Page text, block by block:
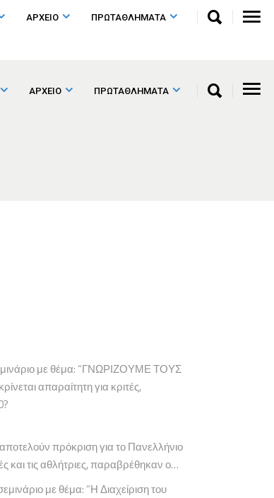
ΑΡΧΕΙΟ ΠΡΩΤΑΘΛΗΜΑΤΑ
ΑΡΧΕΙΟ ΠΡΩΤΑΘΛΗΜΑΤΑ
με θέμα: “ΓΝΩΡΙΖΟΥΜΕ ΤΟΥΣ
απαραίτητη για κριτές,
πρόκριση για το Πανελλήνιο
και τις αθλήτριες, παραβρέθηκαν ο…
με θέμα: “Η Διαχείριση του